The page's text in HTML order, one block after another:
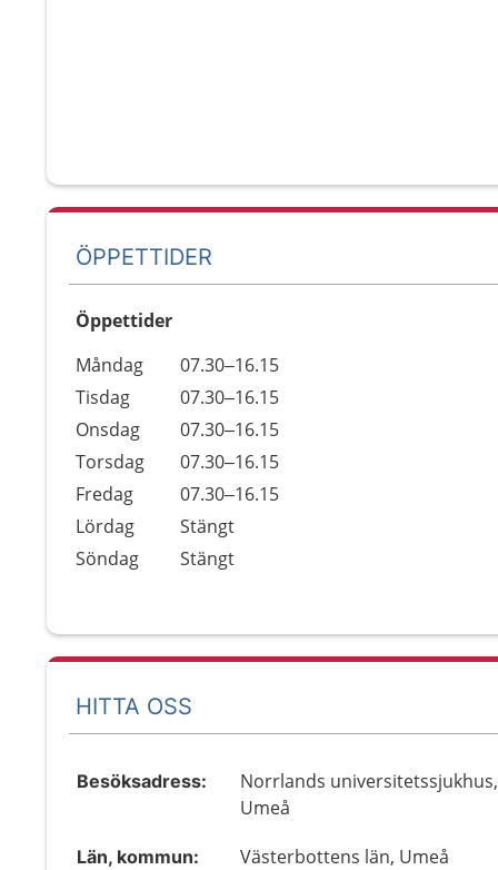
ÖPPETTIDER
Öppettider
Dag
Öppettider
Kommentarer
Måndag
07.30–16.15
Tisdag
07.30–16.15
Onsdag
07.30–16.15
Torsdag
07.30–16.15
Fredag
07.30–16.15
Lördag
Stängt
Söndag
Stängt
HITTA OSS
Besöksadress:
Norrlands
Umeå
Län, kommun: Västerbottens län, Umeå